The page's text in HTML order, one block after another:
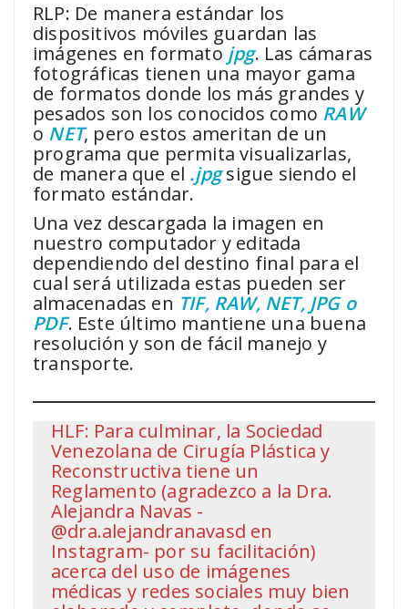
RLP: De manera estándar los
dispositivos móviles guardan las
imágenes en formato jpg. Las cámaras
fotográficas tienen una mayor gama
de formatos donde los más grandes y
pesados son los conocidos como RAW
o NET, pero estos ameritan de un
programa que permita visualizarlas,
de manera que el .jpgsigue siendo el
formato estándar.
Una vez descargada la imagen en
nuestro computador y editada
dependiendo del destino final para el
cual será utilizada estas pueden ser
almacenadas en TIF, RAW, NET, JPG o
PDF. Este último mantiene una buena
resolución y son de fácil manejo y
transporte.
HLF: Para culminar, la Sociedad
Venezolana de Cirugía Plástica y
Reconstructiva tiene un
Reglamento (agradezco a la Dra.
Alejandra Navas -
@dra.alejandranavasd en
Instagram- por su facilitación)
acerca del uso de imágenes
médicas y redes sociales muy bien